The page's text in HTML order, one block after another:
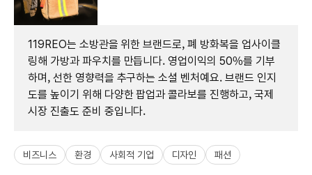
119REO는 소방관을 위한 브랜드로, 폐 방화복을 업사이클
링해 가방과 파우치를 만듭니다. 영업이익의 50%를 기부
하며, 선한 영향력을 추구하는 소셜 벤처예요. 브랜드 인지
도를 높이기 위해 다양한 팝업과 콜라보를 진행하고, 국제
시장 진출도 준비 중입니다.
비즈니스 환경 사회적 기업 디자인 패션